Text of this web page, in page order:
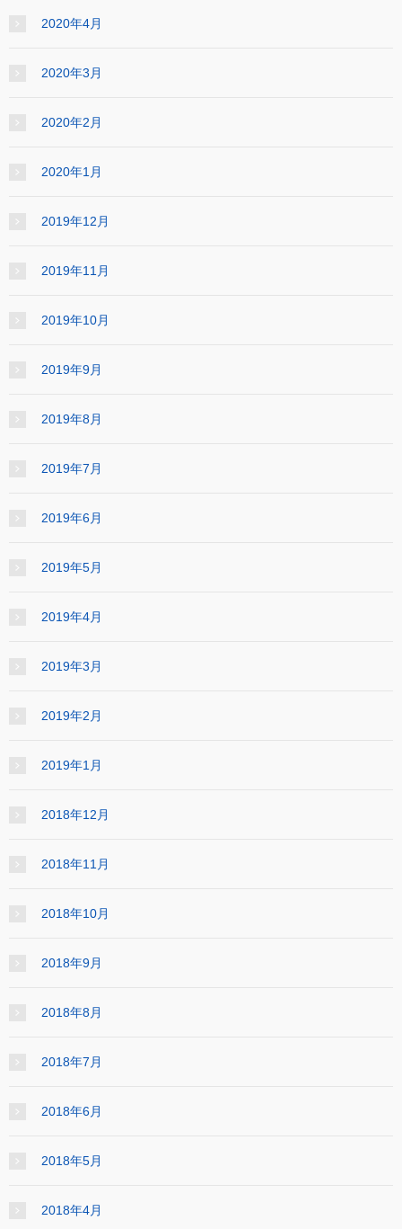
2020年4月
2020年3月
2020年2月
2020年1月
2019年12月
2019年11月
2019年10月
2019年9月
2019年8月
2019年7月
2019年6月
2019年5月
2019年4月
2019年3月
2019年2月
2019年1月
2018年12月
2018年11月
2018年10月
2018年9月
2018年8月
2018年7月
2018年6月
2018年5月
2018年4月